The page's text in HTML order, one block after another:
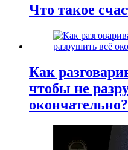
Что такое
Как
чтобы не
окончательно?